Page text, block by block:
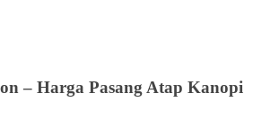
– Harga Pasang Atap Kanopi